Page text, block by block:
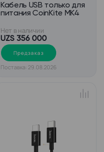
Кабель USB только для
питания CoinKite MK4
Нет в наличии
UZS 356 000
Предзаказ
Поставка: 29.08.2026